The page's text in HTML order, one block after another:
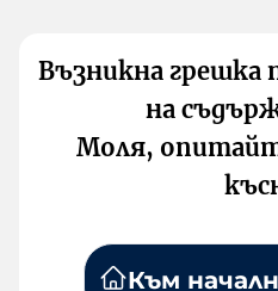
Възникна грешка
на
Моля,
Към